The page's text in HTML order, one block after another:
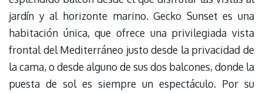
jardín y al horizonte marino. Gecko Sunset es una
habitación única, que ofrece una privilegiada vista
frontal del Mediterráneo justo desde la privacidad de
la cama, o desde alguno de sus dos balcones, donde la
puesta de sol es siempre un espectáculo. Por su